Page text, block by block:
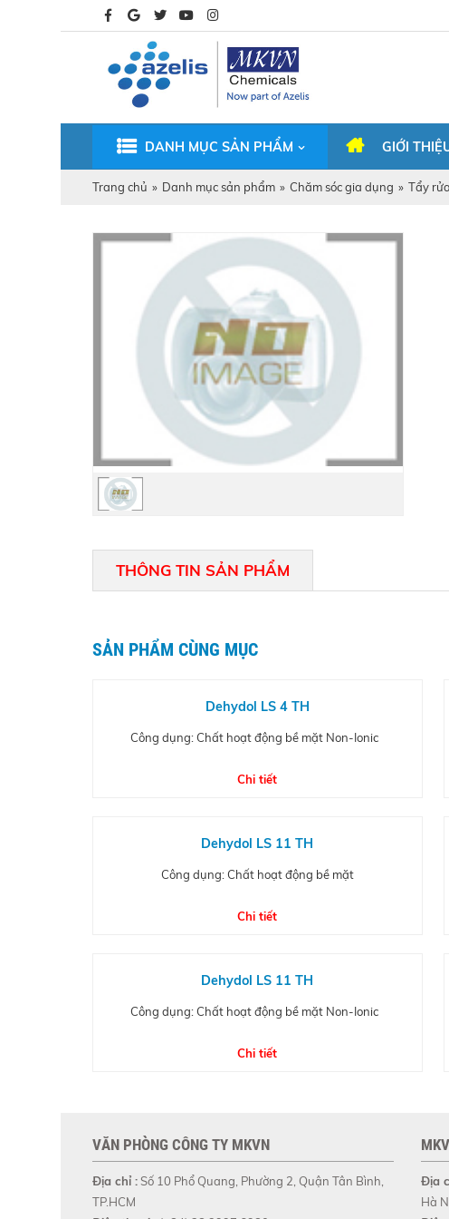
DANH MỤC SẢN PHẨM GIỚI
Trang chủ » Danh mục sản phẩm » Chăm sóc gia dụng » Tẩy
THÔNG TIN SẢN PHẨM
SẢN PHẨM CÙNG MỤC
Dehydol LS 4 TH
Công dụng: Chất hoạt động bề mặt Non-Ionic
Chi tiết
Dehydol LS 11 TH
Công dụng: Chất hoạt động bề mặt
Chi tiết
Dehydol LS 11 TH
Công dụng: Chất hoạt động bề mặt Non-Ionic
Chi tiết
VĂN PHÒNG CÔNG TY MKVN
Địa chỉ :Số 10 Phổ Quang, Phường 2, Quận Tân Bình,
TP.HCM
Địa
Hà